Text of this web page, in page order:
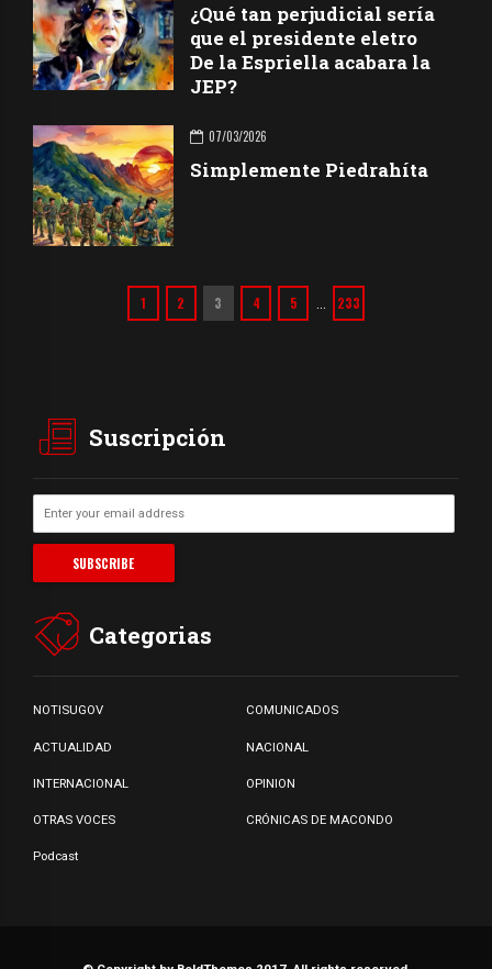
¿Qué tan perjudicial sería
que el presidente eletro
De la Espriella acabara la
JEP?
07/03/2026
Simplemente Piedrahíta
1 2 3 4 5 233
Suscripción
Categorias
NOTISUGOV COMUNICADOS
ACTUALIDAD NACIONAL
INTERNACIONAL OPINION
OTRAS VOCES CRÓNICAS DE MACONDO
Podcast